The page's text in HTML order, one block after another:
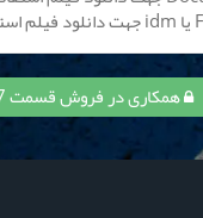
همکاری در فروش قسمت 7 خجالت نکش و کسب درآمد از آن